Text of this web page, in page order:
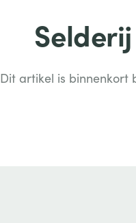
Dit artikel is binnenkort